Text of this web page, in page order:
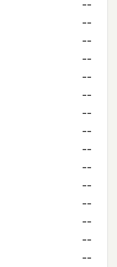
--
--
--
--
--
--
--
--
--
--
--
--
--
--
--